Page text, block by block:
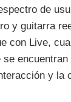
de
y guitarra
con Live,
y la